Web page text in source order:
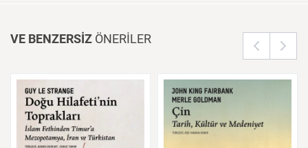
VE BENZERSİZ ÖNERİLER